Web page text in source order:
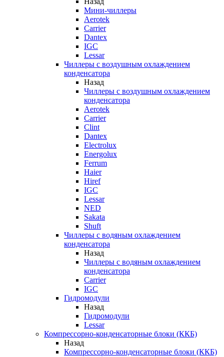
Мини-чиллеры
Aerotek
Carrier
Dantex
IGC
Lessar
Чиллеры с воздушным охлаждением
конденсатора
Назад
Чиллеры с воздушным охлаждением
конденсатора
Aerotek
Carrier
Clint
Dantex
Electrolux
Energolux
Ferrum
Haier
Hiref
IGC
Lessar
NED
Sakata
Shuft
Чиллеры с водяным охлаждением
конденсатора
Назад
Чиллеры с водяным охлаждением
конденсатора
Carrier
IGC
Гидромодули
Назад
Гидромодули
Lessar
Компрессорно-конденсаторные блоки (ККБ)
Назад
Компрессорно-конденсаторные блоки (ККБ)